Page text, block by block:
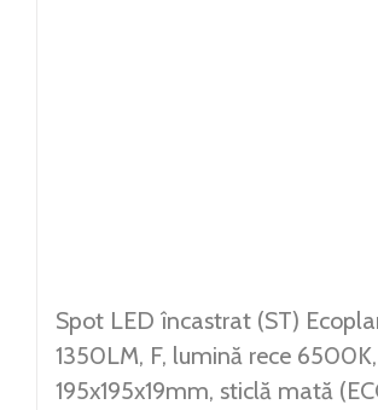
Spot LED încastrat (ST)
1350LM, F, lumină rece
195x195x19mm, sticlă mată